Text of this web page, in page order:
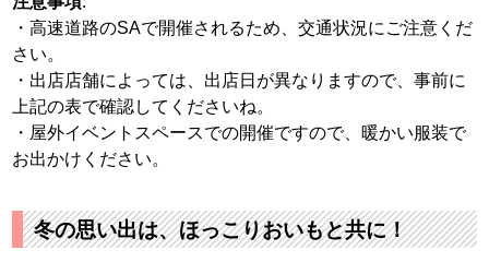
・高速道路のSAで開催されるため、交通状況にご注意くだ
さい。
・出店店舗によっては、出店日が異なりますので、事前に
上記の表で確認してくださいね。
・屋外イベントスペースでの開催ですので、暖かい服装で
お出かけください。
冬の思い出は、ほっこりおいもと共に！